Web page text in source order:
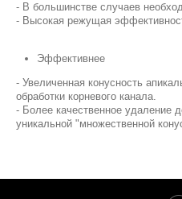
- В большинстве случаев
- Высокая режущая
Эффективнее
- Увеличенная конусность
обработки корневого канала.
- Более качественное удаление
уникальной "множественной